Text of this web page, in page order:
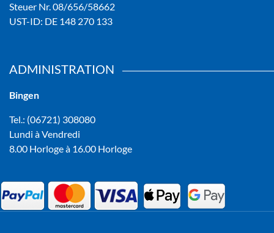
Steuer Nr. 08/656/58662
UST-ID: DE 148 270 133
ADMINISTRATION
Bingen
Tel.: (06721) 308080
Lundi à Vendredi
8.00 Horloge à 16.00 Horloge